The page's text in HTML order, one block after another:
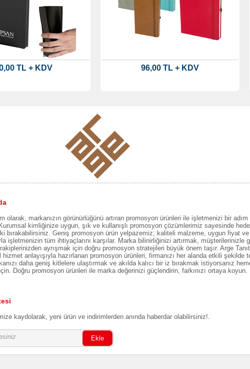
TL + KDV 96,00 TL + KDV
olarak, markanızın görünürlüğünü artıran promosyon ürünleri ile işletmenizi bir adım
kimliğinize uygun, şık ve kullanışlı promosyon çözümlerimiz sayesinde
bırakabilirsiniz. Geniş promosyon ürün yelpazemiz; kaliteli malzeme, uygun fiyat ve
işletmenizin tüm ihtiyaçlarını karşılar. Marka bilinirliğinizi artırmak, müşterilerinizle
ayrışmak için doğru promosyon stratejileri büyük önem taşır. Arge
hizmet anlayışıyla hazırlanan promosyon ürünleri, firmanızı her alanda etkili şekilde
daha geniş kitlelere ulaştırmak ve akılda kalıcı bir iz bırakmak istiyorsanız
Doğru promosyon ürünleri ile marka değerinizi güçlendirin, farkınızı ortaya koyun.
kaydolarak, yeni ürün ve indirimlerden anında haberdar olabilirsiniz!.
Ekle